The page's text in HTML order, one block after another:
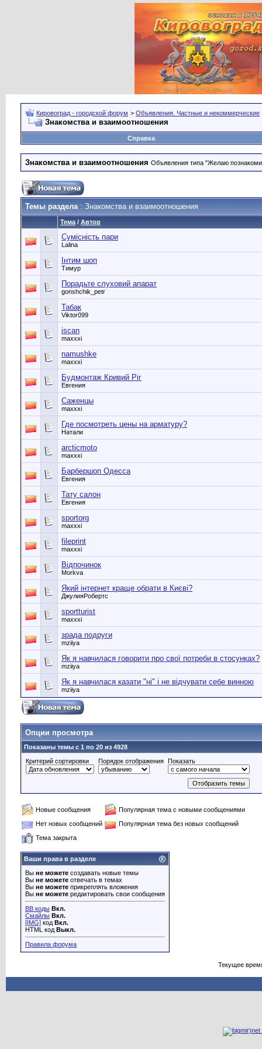
Кировоград - городской форум > Объявления. Частные и некоммерческие
Знакомства и взаимоотношения
Справка
Знакомства и взаимоотношения Объявления типа "Желаю
Темы раздела: Знакомства и взаимоотношения
Тема / Автор
Сумісність пари
Lalina
Інтим шоп
Тимур
Порадьте слуховий апарат
gonshchik_petr
Табак
Viktor099
iscan
maxxxi
namushke
maxxxi
Будмонтаж Кривий Ріг
Евгения
Саженцы
maxxxi
Где посмотреть цены на арматуру?
Натали
arcticmoto
maxxxi
Барбершоп Одесса
Евгения
Тату салон
Евгения
sportorg
maxxxi
fileprint
maxxxi
Відпочинок
Morkva
Який інтернет краще обрати в Києві?
ДжулияРобертс
sportturist
maxxxi
зрада подруги
mziiya
Як я навчилася говорити про свої потреби в стосунках?
mziiya
Як я навчилася казати "ні" і не відчувати себе винною
mziiya
Опции просмотра
Показаны темы с 1 по 20 из 4928
Критерий сортировки
Порядок отображения Показать
Новые сообщения
Популярная тема с новыми сообщениями
Нет новых сообщений
Популярная тема без новых сообщений
Тема закрыта
Ваши права в разделе
Вы не можете создавать новые темы
Вы не можете отвечать в темах
Вы не можете прикреплять вложения
Вы не можете редактировать свои сообщения
BB коды Вкл.
Смайлы Вкл.
[IMG] код Вкл.
HTML код Выкл.
Правила форума
Текущее